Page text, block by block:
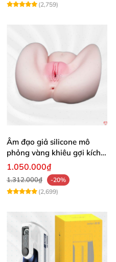
(2,759)
Âm đạo giả silicone mô
phỏng vàng khiêu gợi kích
thích mua
1.050.000₫
1.312.000₫
-20%
(2,699)